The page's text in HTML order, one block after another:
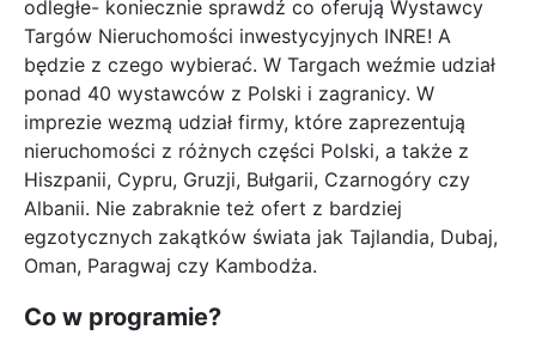
odległe- koniecznie sprawdź co oferują Wystawcy
Targów Nieruchomości inwestycyjnych INRE! A
będzie z czego wybierać. W Targach weźmie udział
ponad 40 wystawców z Polski i zagranicy. W
imprezie wezmą udział firmy, które zaprezentują
nieruchomości z różnych części Polski, a także z
Hiszpanii, Cypru, Gruzji, Bułgarii, Czarnogóry czy
Albanii. Nie zabraknie też ofert z bardziej
egzotycznych zakątków świata jak Tajlandia, Dubaj,
Oman, Paragwaj czy Kambodża.
Co w programie?